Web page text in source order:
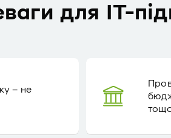
для IT-
– не